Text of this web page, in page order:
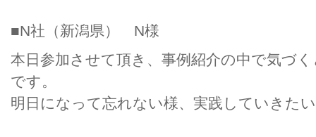
■N社（新潟県） N様
本日参加させて頂き、事例紹介の中で気づ
です。
明日になって忘れない様、実践していきた